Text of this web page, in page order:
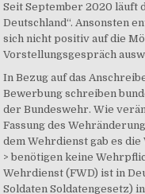
Seit September 2020 läuft
Deutschland“. Ansonsten
sich nicht positiv auf die
Vorstellungsgespräch
In Bezug auf das
Bewerbung schreiben
der Bundeswehr. Wie
Fassung des
dem Wehrdienst gab es
> benötigen keine
Wehrdienst (FWD) ist in
Soldaten Soldatengesetz)